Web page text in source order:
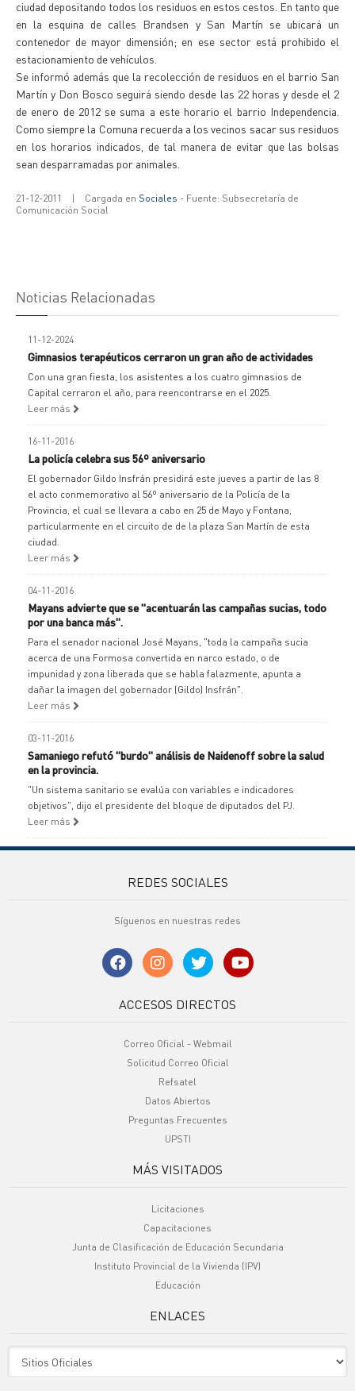
ciudad depositando todos los residuos en estos cestos. En tanto que
en la esquina de calles Brandsen y San Martín se ubicará un
contenedor de mayor dimensión; en ese sector está prohibido el
estacionamiento de vehículos.
Se informó además que la recolección de residuos en el barrio San
Martín y Don Bosco seguirá siendo desde las 22 horas y desde el 2
de enero de 2012 se suma a este horario el barrio Independencia.
Como siempre la Comuna recuerda a los vecinos sacar sus residuos
en los horarios indicados, de tal manera de evitar que las bolsas
sean desparramadas por animales.
21-12-2011 | Cargada en Sociales - Fuente: Subsecretaría de
Comunicación Social
Noticias Relacionadas
11-12-2024
Gimnasios terapéuticos cerraron un gran año de actividades
Con una gran fiesta, los asistentes a los cuatro gimnasios de
Capital cerraron el año, para reencontrarse en el 2025.
Leer más
16-11-2016
La policía celebra sus 56º aniversario
El gobernador Gildo Insfrán presidirá este jueves a partir de las 8
el acto conmemorativo al 56º aniversario de la Policía de la
Provincia, el cual se llevara a cabo en 25 de Mayo y Fontana,
particularmente en el circuito de de la plaza San Martín de esta
ciudad.
Leer más
04-11-2016
Mayans advierte que se "acentuarán las campañas sucias, todo
por una banca más".
Para el senador nacional José Mayans, "toda la campaña sucia
acerca de una Formosa convertida en narco estado, o de
impunidad y zona liberada que se habla falazmente, apunta a
dañar la imagen del gobernador (Gildo) Insfrán".
Leer más
03-11-2016
Samaniego refutó "burdo" análisis de Naidenoff sobre la salud
en la provincia.
"Un sistema sanitario se evalúa con variables e indicadores
objetivos", dijo el presidente del bloque de diputados del PJ.
Leer más
REDES SOCIALES
Síguenos en nuestras redes
ACCESOS DIRECTOS
Correo Oficial - Webmail
Solicitud Correo Oficial
Refsatel
Datos Abiertos
Preguntas Frecuentes
UPSTI
MÁS VISITADOS
Licitaciones
Capacitaciones
Junta de Clasificación de Educación Secundaria
Instituto Provincial de la Vivienda (IPV)
Educación
ENLACES